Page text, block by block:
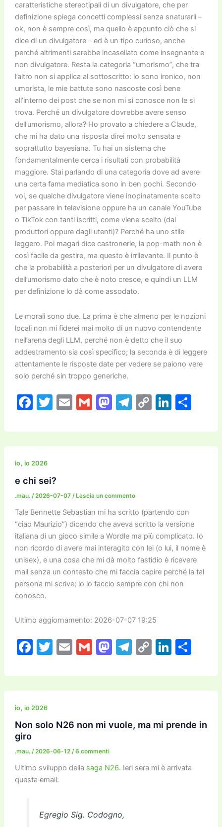
caratteristiche stereotipali di un divulgatore, che per
definizione spiega concetti complessi senza snaturarli –
ok, non è sempre così, ma quello è appunto ciò che si
dice di un divulgatore – ed è un tipo curioso, anche
perché altrimenti sarebbe incasellato come insegnante e
non divulgatore. Resta la categoria “umorismo”, che tra
l’altro non si applica al sottoscritto: io sono ironico, non
umorista, le mie battute sono nascoste così bene
all’interno dei post che se non mi si conosce non le si
trova. Perché un divulgatore dovrebbe avere senso
dell’umorismo, allora? Ho provato a chiedere a Claude,
che mi ha dato una risposta direi molto sensata e
soprattutto bayesiana. Tu hai un sistema che
fondamentalmente cerca i risultati con probabilità
maggiore. Stai parlando di una categoria dove ad avere
una certa fama mediatica sono in ben pochi. Secondo
voi, se qualche divulgatore viene inopinatamente scelto
per passare in televisione oppure ha un canale YouTube
o TikTok con tanti iscritti, come viene scelto (dai
produttori oppure dagli utenti)? Perché ha uno stile
leggero. Poi magari dice castronerie, la pop-math non è
così facile da gestire, ma questo è irrilevante. Il punto è
che la probabilità a posteriori per un divulgatore di avere
dell’umorismo dato che è noto cresce, e quindi un LLM
per definizione lo dà come assodato.
Le morali sono due. La prima è che almeno per le nozioni
locali non mi fiderei mai molto di un nuovo contendente
nell’arena degli LLM, perché non è detto che il suo
addestramento sia così specifico; la seconda è di leggere
attentamente le risposte date per vedere se paiono vere
solo perché sin troppo generiche.
F
c
e
b
o
o
k
T
itt
er
E
ai
l
G
ai
l
M
st
o
n
T
e
gr
C
p
y
Li
k
e
C
n
di
io, io 2026
e chi sei?
.mau. /2026-07-07 /Lascia un commento
Tale Bennette Sebastian mi ha scritto (partendo con
“ciao Maurizio”) dicendo che aveva scritto la versione
italiana di un gioco simile a Wordle ma più complicato. Io
non ricordo di avere mai interagito con lei (o lui, il nome è
unisex), e una cosa che mi dà molto fastidio è ricevere
mail senza un contesto che mi faccia capire perché la tal
persona mi scrive; io lo faccio sempre con chi non
conosco.
Ultimo aggiornamento: 2026-07-07 19:25
F
c
e
b
o
k
T
itt
er
E
ai
l
G
ai
l
M
st
o
o
T
e
gr
m
C
p
y
n
Li
k
e
n
C
n
di
di
io, io 2026
Non solo N26 non mi vuole, ma mi prende in
giro
.mau. /2026-06-12 /6 commenti
Ultimo sviluppo della saga N26. Ieri sera mi è arrivata
questa email:
Egregio Sig. Codogno,